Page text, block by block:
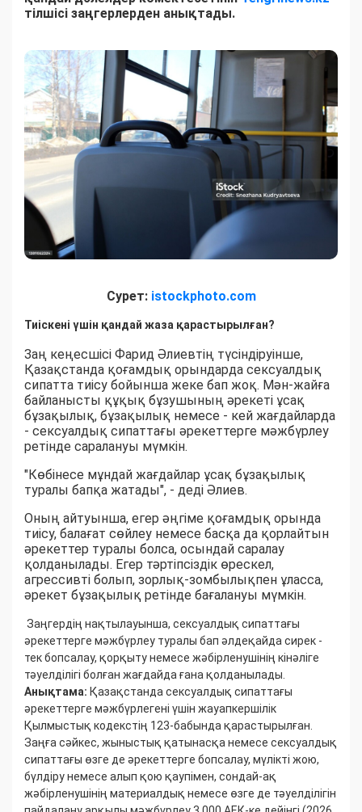
тілшісі заңгерлерден анықтады.
Сурет: istockphoto.com
Тиіскені үшін қандай жаза қарастырылған?
Заң кеңесшісі Фарид Әлиевтің түсіндіруінше,
Қазақстанда қоғамдық орындарда сексуалдық
сипатта тиісу бойынша жеке бап жоқ. Мән-жайға
байланысты құқық бұзушының әрекеті ұсақ
бұзақылық, бұзақылық немесе - кей жағдайларда
- сексуалдық сипаттағы әрекеттерге мәжбүрлеу
ретінде саралануы мүмкін.
"Көбінесе мұндай жағдайлар ұсақ бұзақылық
туралы бапқа жатады", - деді Әлиев.
Оның айтуынша, егер әңгіме қоғамдық орында
тиісу, балағат сөйлеу немесе басқа да қорлайтын
әрекеттер туралы болса, осындай саралау
қолданылады. Егер тәртіпсіздік өрескел,
агрессивті болып, зорлық-зомбылықпен ұласса,
әрекет бұзақылық ретінде бағалануы мүмкін.
Заңгердің нақтылауынша, сексуалдық сипаттағы
әрекеттерге мәжбүрлеу туралы бап әлдеқайда сирек -
тек бопсалау, қорқыту немесе жәбірленушінің кінәліге
тәуелділігі болған жағдайда ғана қолданылады.
Анықтама: Қазақстанда сексуалдық сипаттағы
әрекеттерге мәжбүрлегені үшін жауапкершілік
Қылмыстық кодекстің 123-бабында қарастырылған.
Заңға сәйкес, жыныстық қатынасқа немесе сексуалдық
сипаттағы өзге де әрекеттерге бопсалау, мүлікті жою,
бүлдіру немесе алып қою қаупімен, сондай-ақ
жәбірленушінің материалдық немесе өзге де тәуелділігін